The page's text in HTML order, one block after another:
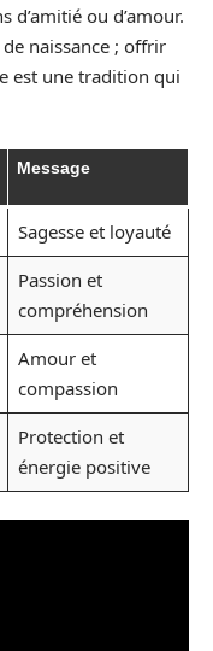
ou d’amour.
naissance ; offrir
est une tradition qui
Message
Sagesse et loyauté
Passion et
compréhension
Amour et
compassion
Protection et
énergie positive